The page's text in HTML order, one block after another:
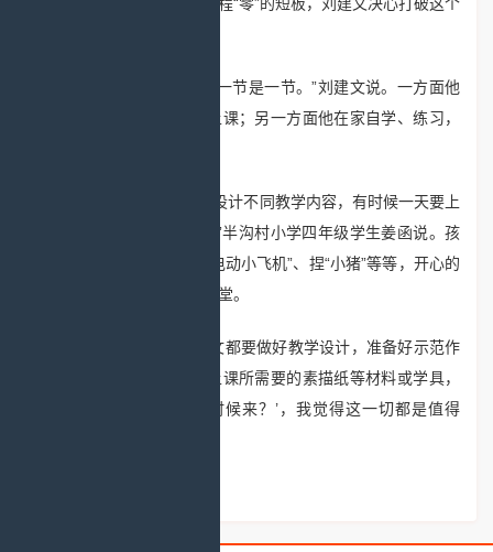
“艺术课必须上，能上一节是一节。”刘建文说。一方面他
请来西城区的艺术课老师上课；另一方面他在家自学、练习，
“老校长根据不同学段设计不同教学内容，有时候一天要上
6节艺术课，顾不上休息。”半沟村小学四年级学生姜函说。孩
子们学会了画柿子、拼装“电动小飞机”、捏“小猪”等等，开心的
笑容伴着放飞的梦想充满课堂。
每次下乡之前，刘建文都要做好教学设计，准备好示范作
品，尽管花了上万元购买上课所需要的素描纸等材料或学具，
“但每当听到‘您下次什么时候来？’，我觉得这一切都是值得